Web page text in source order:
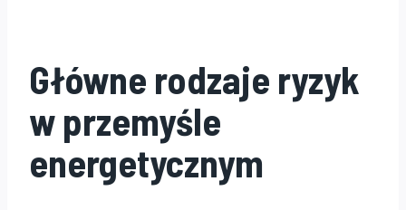
Główne rodzaje ryzyk
w przemyśle
energetycznym